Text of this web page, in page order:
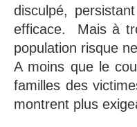
disculpé,
efficace. Mais à
population risque
A moins que le
familles des
montrent plus